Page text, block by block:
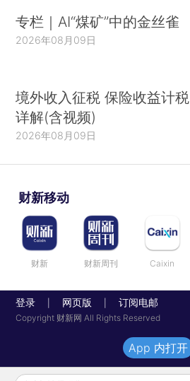
专栏｜AI“煤矿”中的金丝雀
2026年08月09日
境外收入征税 保险收益计税
详解(含视频)
2026年08月09日
财新移动
财新 财新周刊 Caixin
登录 网页版 订阅电邮
Copyright 财新网 All Rights Reserved
App 内打开